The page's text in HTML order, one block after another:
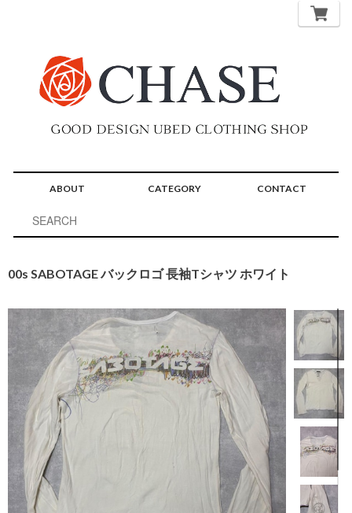
ABOUT CATEGORY CONTACT
00s SABOTAGE バックロゴ 長袖Tシャツ ホワイト